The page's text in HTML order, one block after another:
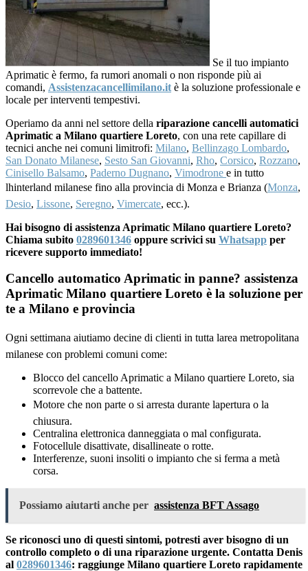
Se il tuo impianto
Aprimatic è fermo, fa rumori anomali o non risponde più ai
comandi, Assistenzacancellimilano.it è la soluzione professionale e
locale per interventi tempestivi.
Operiamo da anni nel settore della riparazione cancelli automatici
Aprimatic a Milano quartiere Loreto, con una rete capillare di
tecnici anche nei comuni limitrofi: Milano, Bellinzago Lombardo,
San Donato Milanese, Sesto San Giovanni, Rho, Corsico, Rozzano,
Cinisello Balsamo, Paderno Dugnano, Vimodrone e in tutto
lhinterland milanese fino alla provincia di Monza e Brianza (Monza,
Desio, Lissone, Seregno, Vimercate, ecc.).
Hai bisogno di assistenza Aprimatic Milano quartiere Loreto?
Chiama subito 0289601346 oppure scrivici su Whatsapp per
ricevere supporto immediato!
Cancello automatico Aprimatic in panne? assistenza
Aprimatic Milano quartiere Loreto è la soluzione per
te a Milano e provincia
Ogni settimana aiutiamo decine di clienti in tutta larea metropolitana
milanese con problemi comuni come:
Blocco del cancello Aprimatic a Milano quartiere Loreto, sia
scorrevole che a battente.
Motore che non parte o si arresta durante lapertura o la
chiusura.
Centralina elettronica danneggiata o mal configurata.
Fotocellule disattivate, disallineate o rotte.
Interferenze, suoni insoliti o impianto che si ferma a metà
corsa.
Possiamo aiutarti anche per assistenza BFT Assago
Se riconosci uno di questi sintomi, potresti aver bisogno di un
controllo completo o di una riparazione urgente. Contatta Denis
al 0289601346: raggiunge Milano quartiere Loreto rapidamente